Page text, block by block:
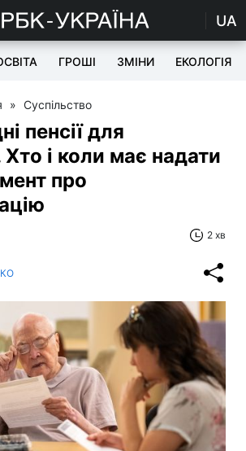
UA
ГРОШІ ЗМІНИ ЕКОЛОГІЯ
» Суспільство
пенсії для
Хто і коли має надати
про
2 хв